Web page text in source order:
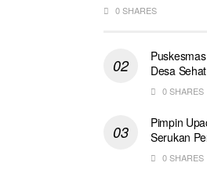
0 SHARES
Desa
0 SHARES
Pimpin
Serukan
0 SHARES